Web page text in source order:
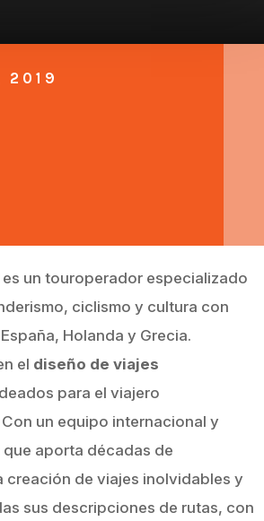
2019
es un touroperador especializado
ciclismo y cultura con
Holanda y Grecia.
el diseño de viajes
para el viajero
un equipo internacional y
aporta décadas de
creación de viajes inolvidables y
sus descripciones de rutas, con